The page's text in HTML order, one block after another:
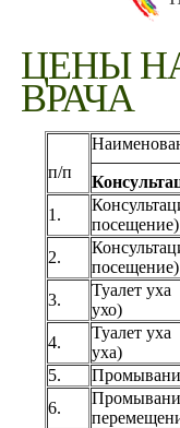
ЦЕНЫ
ВРАЧА
п/п
1.
посещение)
2.
посещение)
3.
Туалет уха
ухо)
4.
Туалет уха
уха)
5.
6.